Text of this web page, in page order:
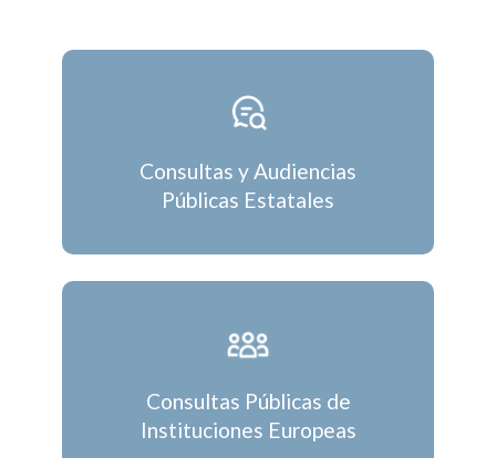
Consultas y Audiencias
Públicas Estatales
Consultas Públicas de
Instituciones Europeas